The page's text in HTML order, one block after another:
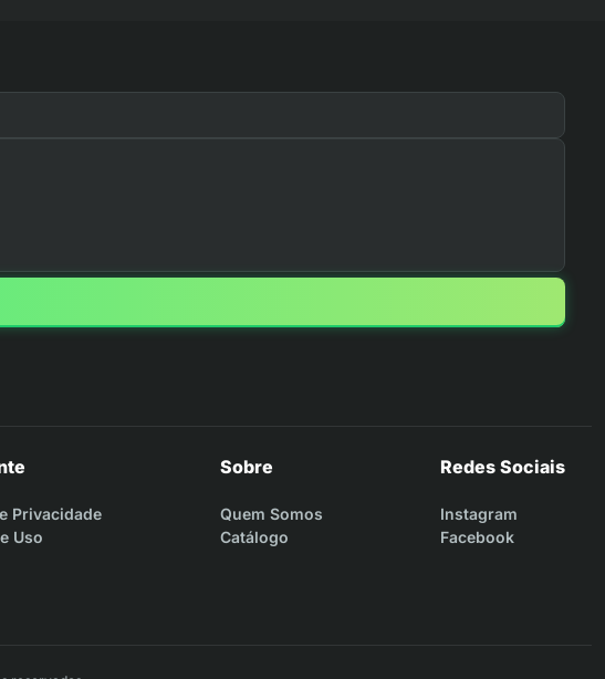
Privacidade
Uso
Sobre
Quem Somos
Catálogo
Redes Sociais
Instagram
Facebook